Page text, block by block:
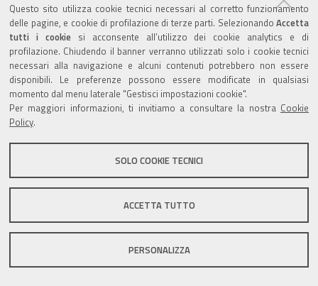
Questo sito utilizza cookie tecnici necessari al corretto funzionamento
delle pagine, e cookie di profilazione di terze parti. Selezionando Accetta
tutti i cookiesi acconsente all’utilizzo dei cookie analytics e di
profilazione. Chiudendo il banner verranno utilizzati solo i cookie tecnici
necessari alla navigazione e alcuni contenuti potrebbero non essere
disponibili. Le preferenze possono essere modificate in qualsiasi
momento dal menu laterale "Gestisci impostazioni cookie".
Per maggiori informazioni, ti invitiamo a consultare la nostra Cookie
Policy.
SOLO COOKIE TECNICI
ACCETTA TUTTO
PERSONALIZZA
Valuta questo sito
Sito istituzionale Comune di Zola Predosa
Privacy policy|DPO|Accessibilità